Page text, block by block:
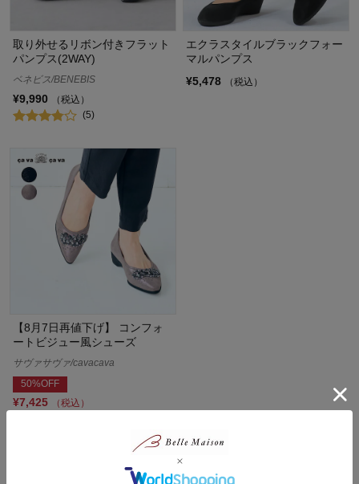
取り外せるリボン付きフラット
パンプス(2WAY)
ベネビス/BENEBIS
¥9,990
（税込）
(5)
エクラスタイルブラックフォー
マルパンプス
¥5,478
（税込）
【8月7日再値下げ】 コンフォ
ートビジュー風シューズ
サヴァサヴァ/cavacava
50%OFF
¥7,425
（税込）
1